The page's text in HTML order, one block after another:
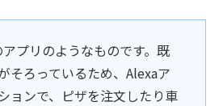
プリのようなものです。既
そろっているため、Alexaア
ョンで、ピザを注文したり車